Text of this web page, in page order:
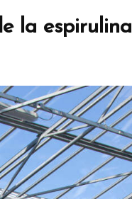
la espirulina